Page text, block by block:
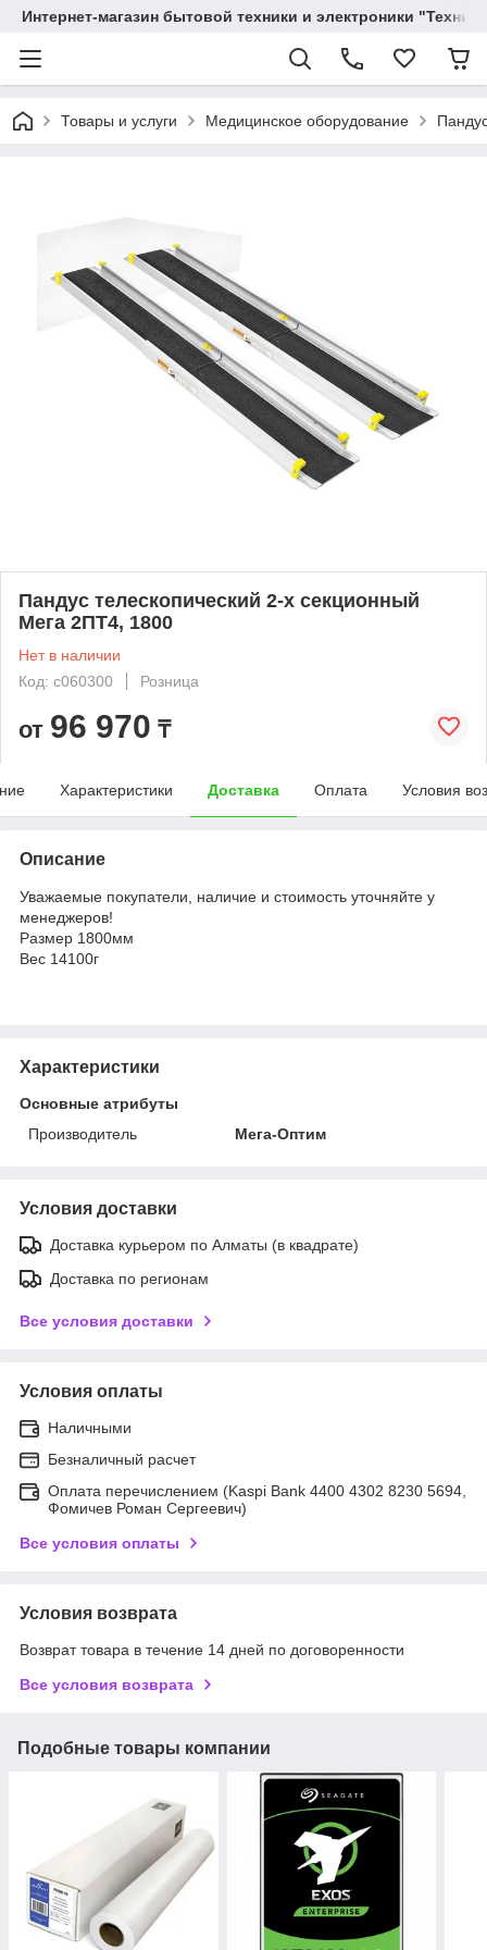
Интернет-магазин бытовой техники и электроники
Товары и услуги Медицинское оборудование
Пандус телескопический 2-х секционный
Мега 2ПТ4, 1800
Нет в наличии
Код: c060300
Розница
от 96 970 ₸
Характеристики Доставка Оплата Условия
Описание
Уважаемые покупатели, наличие и стоимость уточняйте у
менеджеров!
Размер 1800мм
Вес 14100г
Характеристики
Основные атрибуты
Производитель
Мега-Оптим
Условия доставки
Доставка курьером по Алматы (в квадрате)
Доставка по регионам
Все условия доставки
Условия оплаты
Наличными
Безналичный расчет
Оплата перечислением (Kaspi Bank 4400 4302 8230 5694,
Фомичев Роман Сергеевич)
Все условия оплаты
Условия возврата
Возврат товара в течение 14 дней по договоренности
Все условия возврата
Подобные товары компании